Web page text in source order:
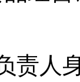
责人